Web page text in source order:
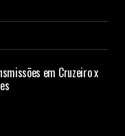
em Cruzeiro x